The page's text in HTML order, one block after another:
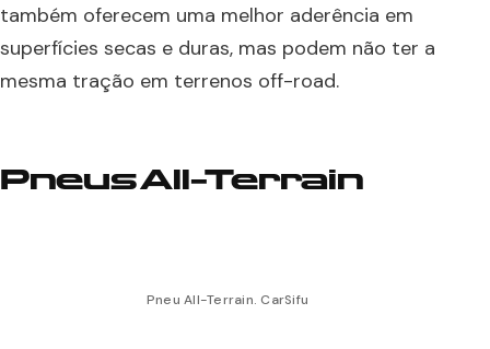
também oferecem uma melhor aderência em
superfícies secas e duras, mas podem não ter a
mesma tração em terrenos off-road.
Pneus All-Terrain
Pneu All-Terrain. CarSifu